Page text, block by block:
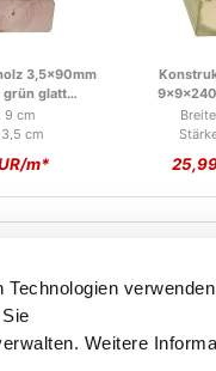
Weitere
71mm
m*
3,5x90mm
grün glatt
9 cm
cm
Pfosten